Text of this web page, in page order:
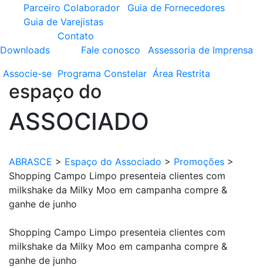
Parceiro Colaborador
Guia de Fornecedores
Guia de Varejistas
Downloads
Contato
Fale conosco
Assessoria de Imprensa
Associe-se Programa Constelar Área Restrita
espaço do
ASSOCIADO
ABRASCE > Espaço do Associado > Promoções >
Shopping Campo Limpo presenteia clientes com
milkshake da Milky Moo em campanha compre &
ganhe de junho
Shopping Campo Limpo presenteia clientes com
milkshake da Milky Moo em campanha compre &
ganhe de junho